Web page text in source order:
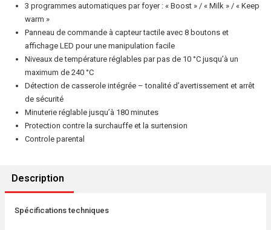
3 programmes automatiques par foyer : « Boost » / « Milk » ​​/ « Keep
warm »
Panneau de commande à capteur tactile avec 8 boutons et
affichage LED pour une manipulation facile
Niveaux de température réglables par pas de 10 °C jusqu’à un
maximum de 240 °C
Détection de casserole intégrée – tonalité d’avertissement et arrêt
de sécurité
Minuterie réglable jusqu’à 180 minutes
Protection contre la surchauffe et la surtension
Controle parental
Description
Spécifications techniques